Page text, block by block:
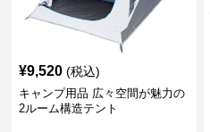
¥9,520 (税込)
キャンプ用品 広々空間が魅力の
2ルーム構造テント